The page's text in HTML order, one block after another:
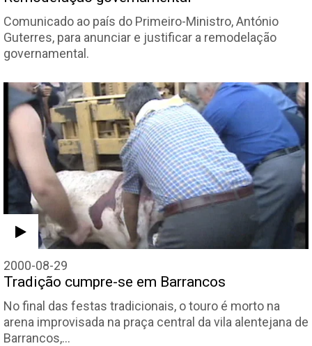
Comunicado ao país do Primeiro-Ministro, António
Guterres, para anunciar e justificar a remodelação
governamental.
2000-08-29
Tradição cumpre-se em Barrancos
No final das festas tradicionais, o touro é morto na
arena improvisada na praça central da vila alentejana de
Barrancos,…